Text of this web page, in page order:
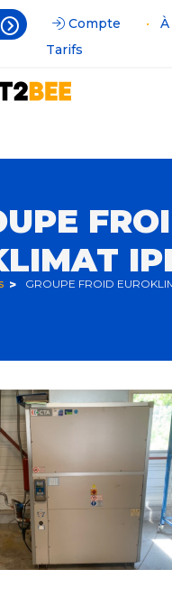
Compte •
Tarifs
GROUPE FROID